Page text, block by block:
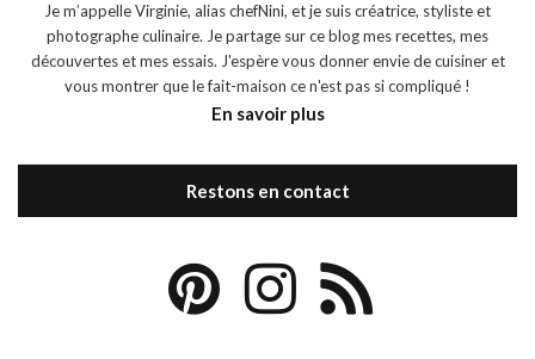
Je m’appelle Virginie, alias chefNini, et je suis créatrice, styliste et
photographe culinaire. Je partage sur ce blog mes recettes, mes
découvertes et mes essais. J'espère vous donner envie de cuisiner et
vous montrer que le fait-maison ce n'est pas si compliqué !
En savoir plus
Restons en contact